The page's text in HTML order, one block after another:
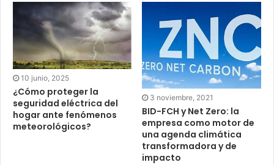
10 junio, 2025
¿Cómo proteger la
seguridad eléctrica del
hogar ante fenómenos
meteorológicos?
3 noviembre, 2021
BID-FCH y Net Zero: la
empresa como motor de
una agenda climática
transformadora y de
impacto